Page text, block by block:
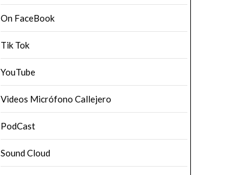
On FaceBook
Tik Tok
YouTube
Videos Micrófono Callejero
PodCast
Sound Cloud